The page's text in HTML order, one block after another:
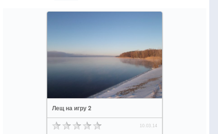
Лещ на игру 2
10.03.14